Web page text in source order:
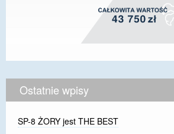
Ostatnie wpisy
SP-8 ŻORY jest THE BEST